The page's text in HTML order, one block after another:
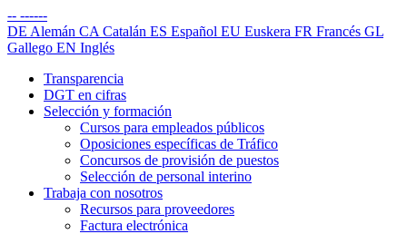
-- ------
DE Alemán CA Catalán ES Español EU Euskera FR Francés GL
Gallego EN Inglés
Transparencia
DGT en cifras
Selección y formación
Cursos para empleados públicos
Oposiciones específicas de Tráfico
Concursos de provisión de puestos
Selección de personal interino
Trabaja con nosotros
Recursos para proveedores
Factura electrónica